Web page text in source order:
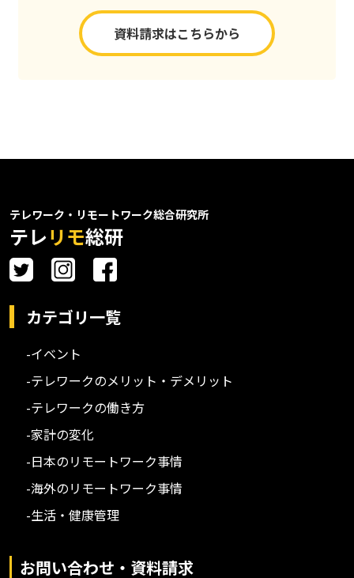
資料請求はこちらから
テレワーク・リモートワーク総合研究所
テレリモ総研
カテゴリ一覧
-イベント
-テレワークのメリット・デメリット
-テレワークの働き方
-家計の変化
-日本のリモートワーク事情
-海外のリモートワーク事情
-生活・健康管理
お問い合わせ・資料請求